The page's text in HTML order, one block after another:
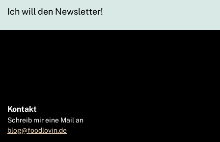
Ich will den Newsletter!
Kontakt
Schreib mir eine Mail an
blog@foodlovin.de